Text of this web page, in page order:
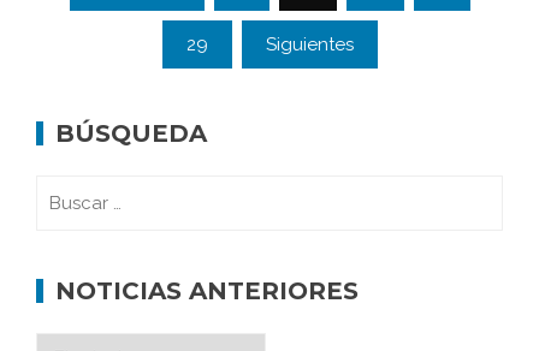
29 Siguientes
BÚSQUEDA
NOTICIAS ANTERIORES